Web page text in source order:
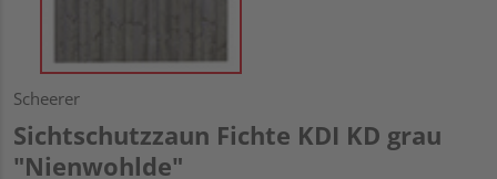
Scheerer
Sichtschutzzaun Fichte KDI KD grau
"Nienwohlde"